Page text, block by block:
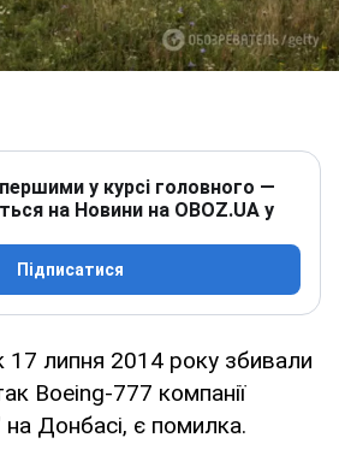
у курсі головного —
на Новини на OBOZ.UA у
Підписатися
17 липня 2014 року збивали
Boeing-777 компанії
Донбасі, є помилка.